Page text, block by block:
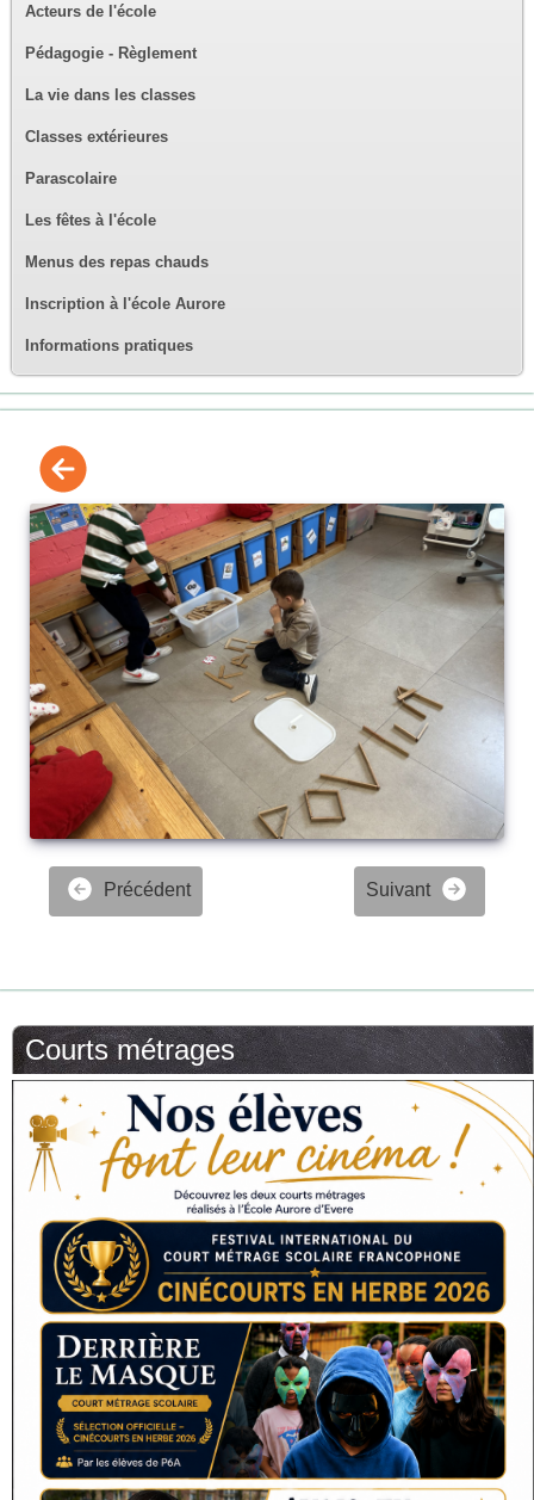
Acteurs de l'école
Pédagogie - Règlement
La vie dans les classes
Classes extérieures
Parascolaire
Les fêtes à l'école
Menus des repas chauds
Inscription à l'école Aurore
Informations pratiques
Précédent Suivant
Courts métrages